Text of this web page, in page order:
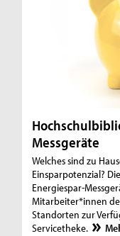
Messgeräte
Welches sind zu
Einsparpotenzial?
Energiespar-
Mitarbeiter*innen
Standorten zur
Servicetheke.